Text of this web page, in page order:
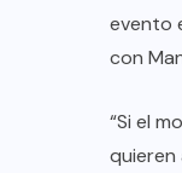
evento
con
“Si el
quieren